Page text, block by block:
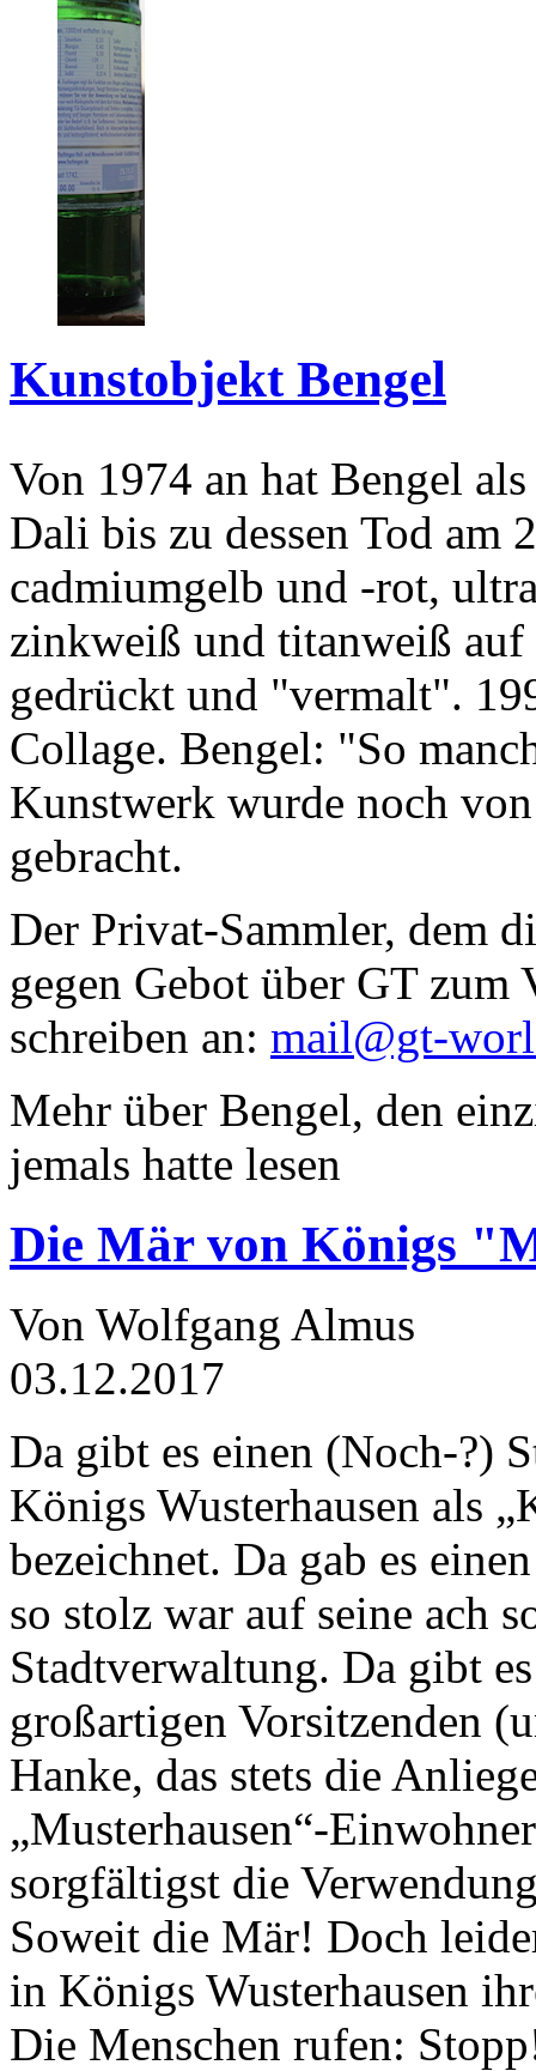
Kunstobjekt Bengel
Von 1974 an hat Bengel
Dali bis zu dessen Tod am
cadmiumgelb und -rot,
zinkweiß und titanweiß
gedrückt und "vermalt".
Collage. Bengel: "So
Kunstwerk wurde noch
gebracht.
Der Privat-Sammler, dem
gegen Gebot über GT zum
schreiben an: mail@gt-
Mehr über Bengel, den
jemals hatte lesen
Die Mär von Königs
Von Wolfgang Almus
03.12.2017
Da gibt es einen (Noch-?)
Königs Wusterhausen als
bezeichnet. Da gab es
so stolz war auf seine ach
Stadtverwaltung. Da gibt
großartigen Vorsitzenden
Hanke, das stets die
„Musterhausen“-
sorgfältigst die
Soweit die Mär! Doch
in Königs Wusterhausen
Die Menschen rufen: